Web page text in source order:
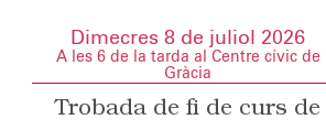
Dimecres 8 de juliol 2026
A les 6 de la tarda al Centre cívic de
Gràcia
Trobada de fi de curs de